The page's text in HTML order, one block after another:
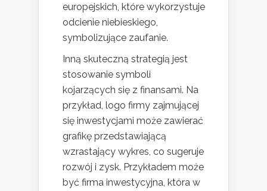
europejskich, które wykorzystuje
odcienie niebieskiego,
symbolizujące zaufanie.
Inną skuteczną strategią jest
stosowanie symboli
kojarzących się z finansami. Na
przykład, logo firmy zajmującej
się inwestycjami może zawierać
grafikę przedstawiającą
wzrastający wykres, co sugeruje
rozwój i zysk. Przykładem może
być firma inwestycyjna, która w